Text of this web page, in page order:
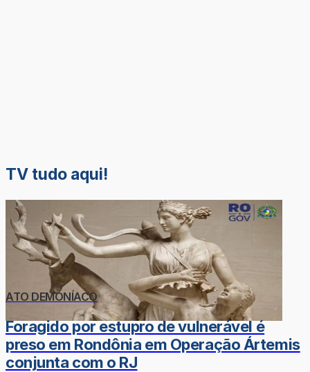
TV tudo aqui!
ATO DEMONÍACO
Foragido por estupro de vulnerável é
preso em Rondônia em Operação Ártemis
conjunta com o RJ